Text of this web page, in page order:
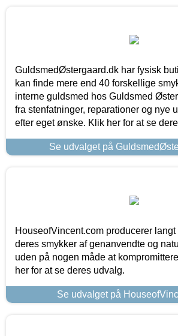
GuldsmedØstergaard.dk har fysisk
kan finde mere end 40 forskellige
interne guldsmed hos Guldsmed
fra stenfatninger, reparationer og nye
efter eget ønske. Klik her for at se
Se udvalget på
HouseofVincent.com producerer
deres smykker af genanvendte og
uden på nogen måde at
her for at se deres udvalg.
Se udvalget på